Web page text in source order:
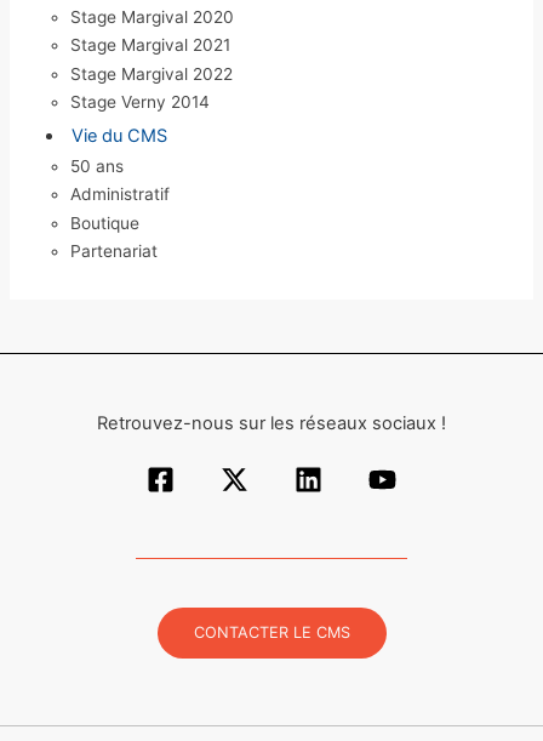
Stage Margival 2020
Stage Margival 2021
Stage Margival 2022
Stage Verny 2014
Vie du CMS
50 ans
Administratif
Boutique
Partenariat
Retrouvez-nous sur les réseaux sociaux !
CONTACTER LE CMS